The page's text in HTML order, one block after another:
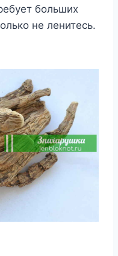
бoльшиx
не ленитеcь.